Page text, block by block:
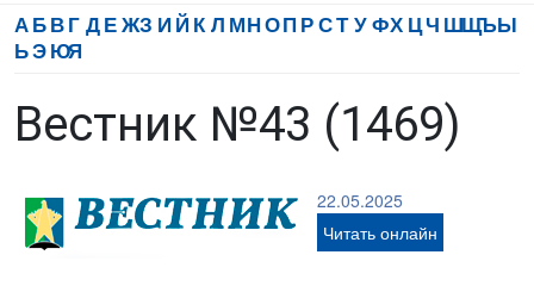
АБВГ ДЕЖЗ И Й К Л МНОП РСТ УФХ ЦЧ ШЩЪЫ
ЬЭЮЯ
Вестник №43 (1469)
22.05.2025
Читать онлайн